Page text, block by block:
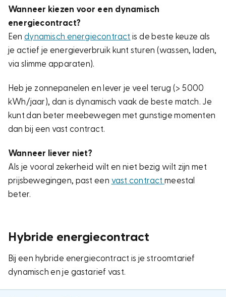
Wanneer kiezen voor een dynamisch
energiecontract?
Eendynamisch energiecontract is de beste keuze als
je actief je energieverbruik kunt sturen (wassen, laden,
via slimme apparaten).
Heb je zonnepanelen en lever je veel terug (> 5000
kWh/jaar), dan is dynamisch vaak de beste match. Je
kunt dan beter meebewegen met gunstige momenten
dan bij een vast contract.
Wanneer liever niet?
Als je vooral zekerheid wilt en niet bezig wilt zijn met
prijsbewegingen, past een vast contractmeestal
beter.
Hybride energiecontract
Bij een hybride energiecontract is je stroomtarief
dynamisch en je gastarief vast.